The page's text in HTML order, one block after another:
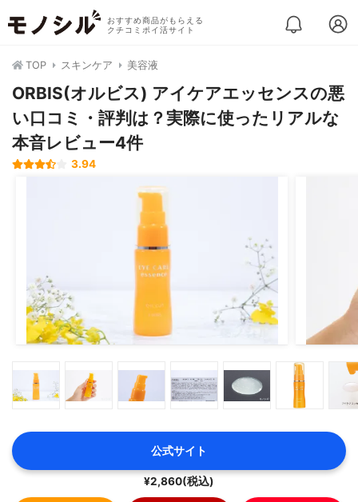
おすすめ商品がもらえる
クチコミポイ活サイト
TOP スキンケア 美容液
ORBIS(オルビス) アイケアエッセンスの悪
い口コミ・評判は？実際に使ったリアルな
本音レビュー4件
3.94
公式サイト
¥2,860(税込)